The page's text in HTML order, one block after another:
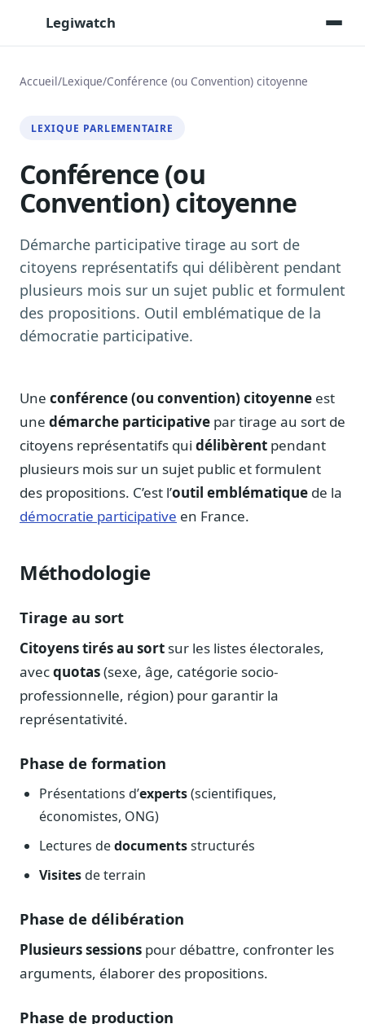
Legiwatch
Posez vos questions, réponses sourcées
Transcriptions IA
Toutes les séances AN/Sénat transcrites
Synthèses IA
Veille des matinales radio
9 interviews politiques, analysées avant 10 h
Alertes personnalisées
Par dossier, personne, mot-clé
Fiches parlementaires
Parcours, mandats, prises de position
Registre HATVP
Cartographier l'influence sur un dossier
Cabinets, DRI, consultants en lobbying
JO, décrets, conseil des ministres, AAI
Fédérations & plaidoyer
ONG, syndicats, ordres, associations
Parlementaires
Préparez vos interventions et amendements
Veille en temps réel, embeds pour vos contenus
Chercheurs
Suivi par secteur
Conseil (Advisory)
Consultants seniors, plateforme Legiwatch incluse
Accueil/Lexique/Conférence (ou Convention) citoyenne
LEXIQUE PARLEMENTAIRE
Conférence (ou
Convention) citoyenne
Démarche participative tirage au sort de
citoyens représentatifs qui délibèrent pendant
plusieurs mois sur un sujet public et formulent
des propositions. Outil emblématique de la
démocratie participative.
Une conférence (ou convention) citoyenne est
une démarche participative par tirage au sort de
citoyens représentatifs qui délibèrent pendant
plusieurs mois sur un sujet public et formulent
des propositions. C’est l’outil emblématique de la
démocratie participative en France.
Méthodologie
Tirage au sort
Citoyens tirés au sort sur les listes électorales,
avecquotas(sexe, âge, catégorie socio-
professionnelle, région) pour garantir la
représentativité.
Phase de formation
Présentations d’experts(scientifiques,
économistes, ONG)
Lectures dedocumentsstructurés
Visitesde terrain
Phase de délibération
Plusieurs sessions pour débattre, confronter les
arguments, élaborer des propositions.
Phase de production